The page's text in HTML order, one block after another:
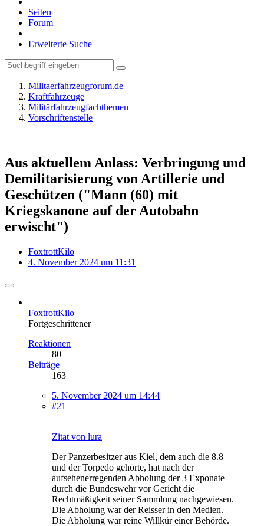
Seiten
Forum
Erweiterte Suche
Militaerfahrzeugforum.de
Kraftfahrzeuge
Militärfahrzeugfachthemen
Vorschriftenstelle
Aus aktuellem Anlass: Verbringung und
Demilitarisierung von Artillerie und
Geschützen ("Mann (60) mit
Kriegskanone auf der Autobahn
erwischt")
FoxtrottKilo
4. November 2024 um 11:31
FoxtrottKilo
Fortgeschrittener
Reaktionen
80
Beiträge
163
5. November 2024 um 14:44
#21
Zitat von lura
Der Panzerbesitzer aus Kiel, dem auch die 8.8
und der Torpedo gehörte, hat nach der
aufsehenerregenden Abholung der 3 Exponate
durch die Bundeswehr vor Gericht die
Rechtmäßigkeit seiner Sammlung nachgewiesen.
Die Abholung war der Reisser in den Medien.
Die Abholung war reine Willkür einer Behörde.